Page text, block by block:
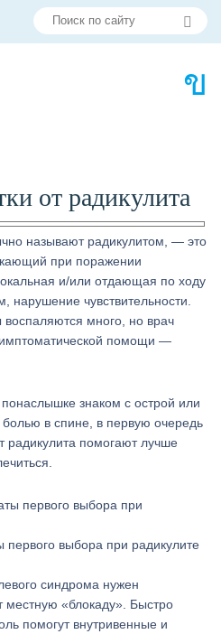
от радикулита
называют радикулитом, — это
при поражении
и/или отдающая по ходу
чувствительности.
много, но врач
помощи —
знаком с острой или
в спине, в первую очередь
радикулита помогают лучше
выбора при радикулите
синдрома нужен
местную «блокаду». Быстро
помогут внутривенные и